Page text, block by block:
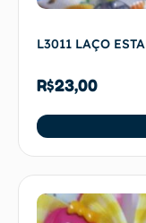
L3011 LAÇO
R$23,00